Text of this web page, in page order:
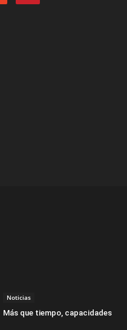
Noticias
Más que tiempo, capacidades